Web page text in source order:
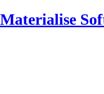
Materialise